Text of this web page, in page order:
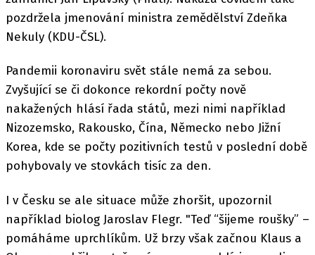
pozdržela jmenování ministra zemědělství Zdeňka
Nekuly (KDU-ČSL).
Pandemii koronaviru svět stále nemá za sebou.
Zvyšující se či dokonce rekordní počty nově
nakažených hlásí řada států, mezi nimi například
Nizozemsko, Rakousko, Čína, Německo nebo Jižní
Korea, kde se počty pozitivních testů v poslední době
pohybovaly ve stovkách tisíc za den.
I v Česku se ale situace může zhoršit, upozornil
například biolog Jaroslav Flegr. "Teď “šijeme roušky” –
pomáháme uprchlíkům. Už brzy však začnou Klaus a